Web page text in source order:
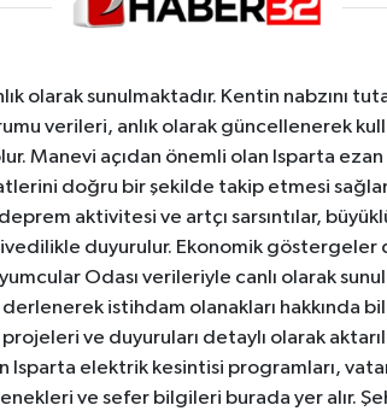
olarak sunulmaktadır. Kentin nabzını
verileri, anlık olarak güncellenerek
Manevi açıdan önemli olan Isparta
doğru bir şekilde takip etmesi
aktivitesi ve artçı sarsıntılar,
duyurulur. Ekonomik göstergeler
Odası verileriyle canlı olarak
istihdam olanakları hakkında
projeleri ve duyuruları detaylı olarak
Isparta elektrik kesintisi programları,
ve sefer bilgileri burada yer alır.